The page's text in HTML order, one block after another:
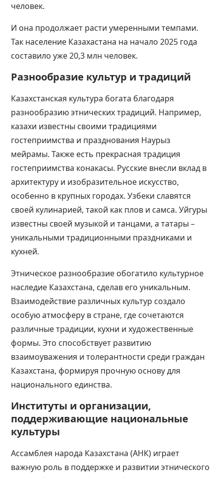
человек.
И она продолжает расти умеренными темпами.
Так население Казахастана на начало 2025 года
составило уже 20,3 млн человек.
Разнообразие культур и традиций
Казахстанская культура богата благодаря
разнообразию этнических традиций. Например,
казахи известны своими традициями
гостеприимства и празднования Наурыз
мейрамы. Также есть прекрасная традиция
гостеприимства конакасы. Русские внесли вклад в
архитектуру и изобразительное искусство,
особенно в крупных городах. Узбеки славятся
своей кулинарией, такой как плов и самса. Уйгуры
известны своей музыкой и танцами, а татары –
уникальными традиционными праздниками и
кухней​​​​.
Этническое разнообразие обогатило культурное
наследие Казахстана, сделав его уникальным.
Взаимодействие различных культур создало
особую атмосферу в стране, где сочетаются
различные традиции, кухни и художественные
формы. Это способствует развитию
взаимоуважения и толерантности среди граждан
Казахстана, формируя прочную основу для
национального единства​​​​.
Институты и организации,
поддерживающие национальные
культуры
Ассамблея народа Казахстана (АНК) играет
важную роль в поддержке и развитии этнического